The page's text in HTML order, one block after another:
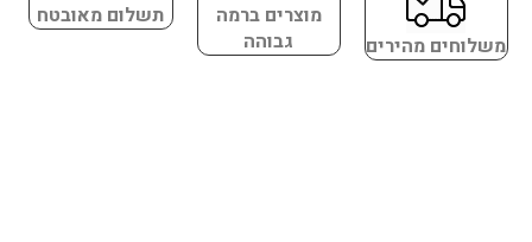
משלוחים מהירים
מוצרים ברמה
גבוהה
תשלום מאובטח